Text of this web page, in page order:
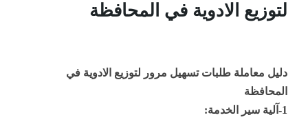
لتوزيع الادوية في المحافظة
دليل معاملة طلبات تسهيل مرور لتوزيع الادوية في
المحافظة
1-آلية سير الخدمة: